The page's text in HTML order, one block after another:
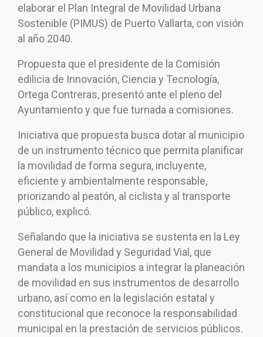
elaborar el Plan Integral de Movilidad Urbana
Sostenible (PIMUS) de Puerto Vallarta, con visión
al año 2040.
Propuesta que el presidente de la Comisión
edilicia de Innovación, Ciencia y Tecnología,
Ortega Contreras, presentó ante el pleno del
Ayuntamiento y que fue turnada a comisiones.
Iniciativa que propuesta busca dotar al municipio
de un instrumento técnico que permita planificar
la movilidad de forma segura, incluyente,
eficiente y ambientalmente responsable,
priorizando al peatón, al ciclista y al transporte
público, explicó.
Señalando que la iniciativa se sustenta en la Ley
General de Movilidad y Seguridad Vial, que
mandata a los municipios a integrar la planeación
de movilidad en sus instrumentos de desarrollo
urbano, así como en la legislación estatal y
constitucional que reconoce la responsabilidad
municipal en la prestación de servicios públicos.